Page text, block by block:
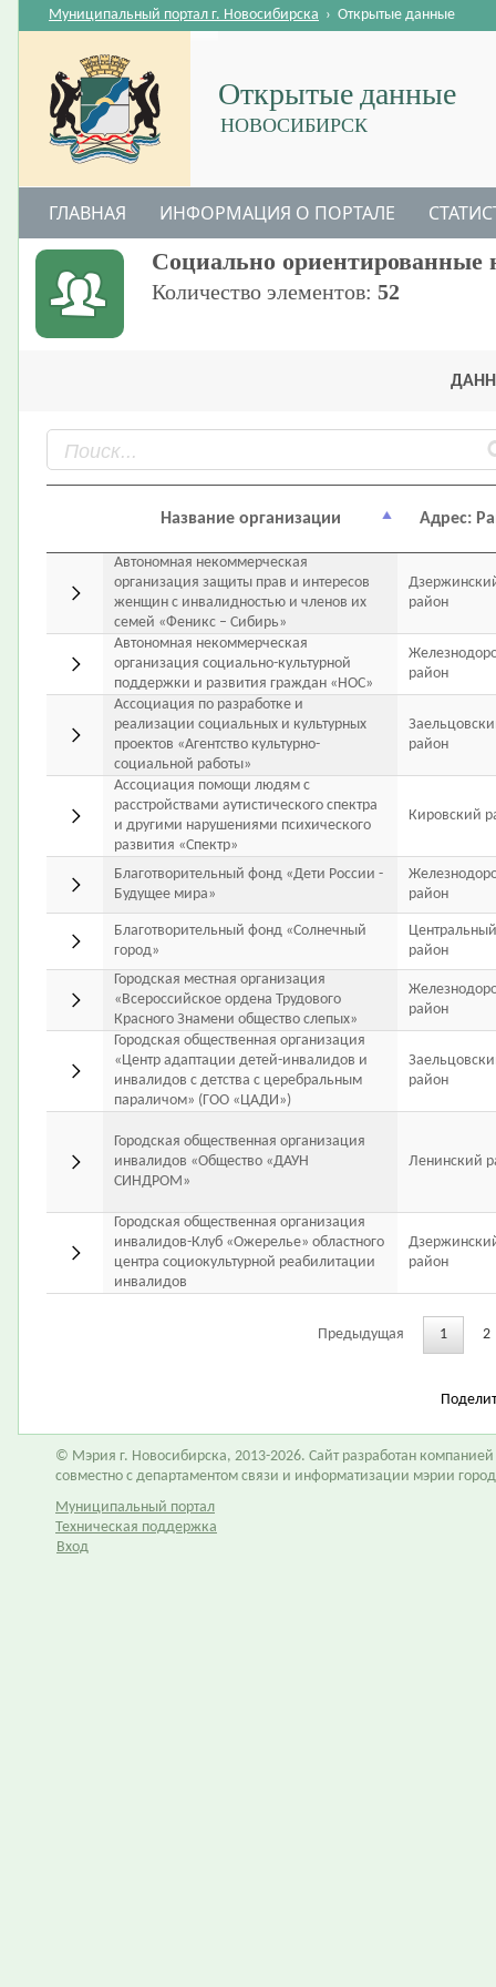
Открытые данные
НОВОСИБИРСК
Муниципальный портал г. Новосибирска › Открытые данные
ГЛАВНАЯ ИНФОРМАЦИЯ О ПОРТАЛЕ
Социально ориентированные
Количество элементов: 52
Название организации Адрес:
Автономная некоммерческая
организация защиты прав и интересов
женщин с инвалидностью и членов их
семей «Феникс – Сибирь»
район
Автономная некоммерческая
организация социально-культурной
поддержки и развития граждан «НОС»
район
Ассоциация по разработке и
реализации социальных и культурных
проектов «Агентство культурно-
социальной работы»
район
Ассоциация помощи людям с
расстройствами аутистического спектра
и другими нарушениями психического
развития «Спектр»
Кировский
Благотворительный фонд «Дети России -
Будущее мира»
район
Благотворительный фонд «Солнечный
город»
Центральный
район
Городская местная организация
«Всероссийское ордена Трудового
Красного Знамени общество слепых»
район
Городская общественная организация
«Центр адаптации детей-инвалидов и
инвалидов с детства с церебральным
параличом» (ГОО «ЦАДИ»)
район
Городская общественная организация
инвалидов «Общество «ДАУН
СИНДРОМ»
Ленинский
Городская общественная организация
инвалидов-Клуб «Ожерелье» областного
центра социокультурной реабилитации
инвалидов
район
Предыдущая 1 2
© Мэрия г. Новосибирска, 2013-2026. Сайт разработан компанией
совместно с департаментом связи и информатизации мэрии
Муниципальный портал
Техническая поддержка
Вход